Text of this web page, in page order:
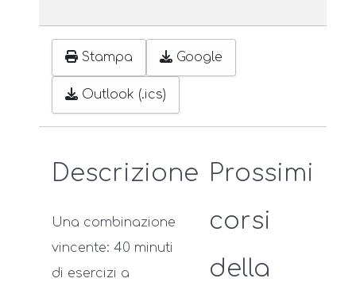
Stampa Google
Outlook (.ics)
Descrizione
Una combinazione
vincente: 40 minuti
di esercizi a
Prossimi
corsi
della